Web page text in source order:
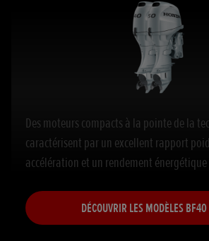
Des moteurs compacts à la pointe de la
caractérisent par un excellent rapport
accélération et un rendement
DÉCOUVRIR LES MODÈLES